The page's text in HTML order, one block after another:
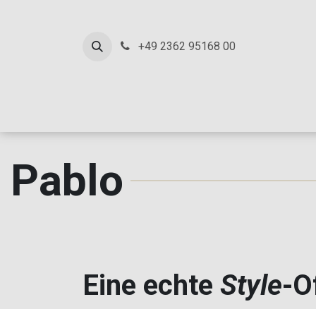
+49 2362 95168 00
Pablo
Eine echte Style-